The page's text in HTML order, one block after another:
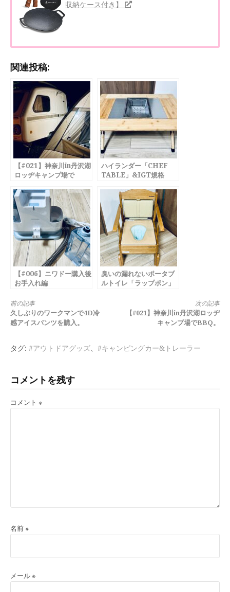
収納ケース付き】
関連投稿:
【#021】神奈川in丹沢湖
ロッヂキャンプ場で
ハイランダー「CHEF
TABLE」&IGT規格
【#006】ニワドー購入後
お手入れ編
臭いの漏れないポータブ
ルトイレ「ラップポン」
続
き
を
む
前の記事
久しぶりのワークマンで4D冷
感アイスパンツを購入。
次の記事
【#021】神奈川in丹沢湖ロッヂ
キャンプ場でBBQ。
タグ: #アウトドアグッズ、 #キャンピングカー&トレーラー
コメントを残す
コメント ※
名前 ※
メール ※